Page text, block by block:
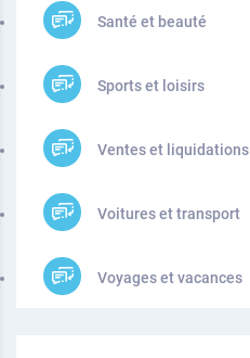
Santé et beauté
Sports et loisirs
Ventes et liquidations
Voitures et transport
Voyages et vacances